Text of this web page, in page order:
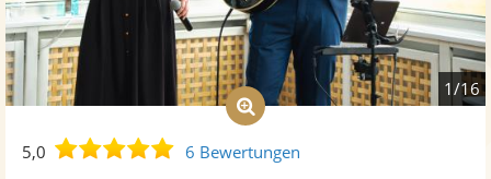
1/16
5,0
5,06 Bewertungen